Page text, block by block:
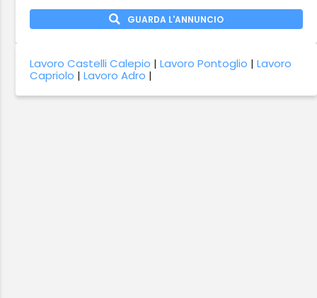
GUARDA L'ANNUNCIO
Lavoro Castelli Calepio |Lavoro Pontoglio |Lavoro
Capriolo |Lavoro Adro |